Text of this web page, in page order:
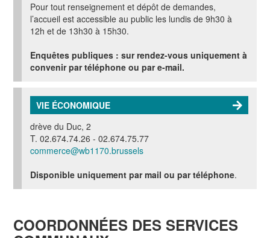
Pour tout renseignement et dépôt de demandes,
l’accueil est accessible au public les lundis de 9h30 à
12h et de 13h30 à 15h30.
Enquêtes publiques : sur rendez-vous uniquement à
convenir par téléphone ou par e-mail.
VIE ÉCONOMIQUE
drève du Duc, 2
T. 02.674.74.26 - 02.674.75.77
commerce@wb1170.brussels
Disponible uniquement par mail ou par téléphone.
COORDONNÉES DES SERVICES